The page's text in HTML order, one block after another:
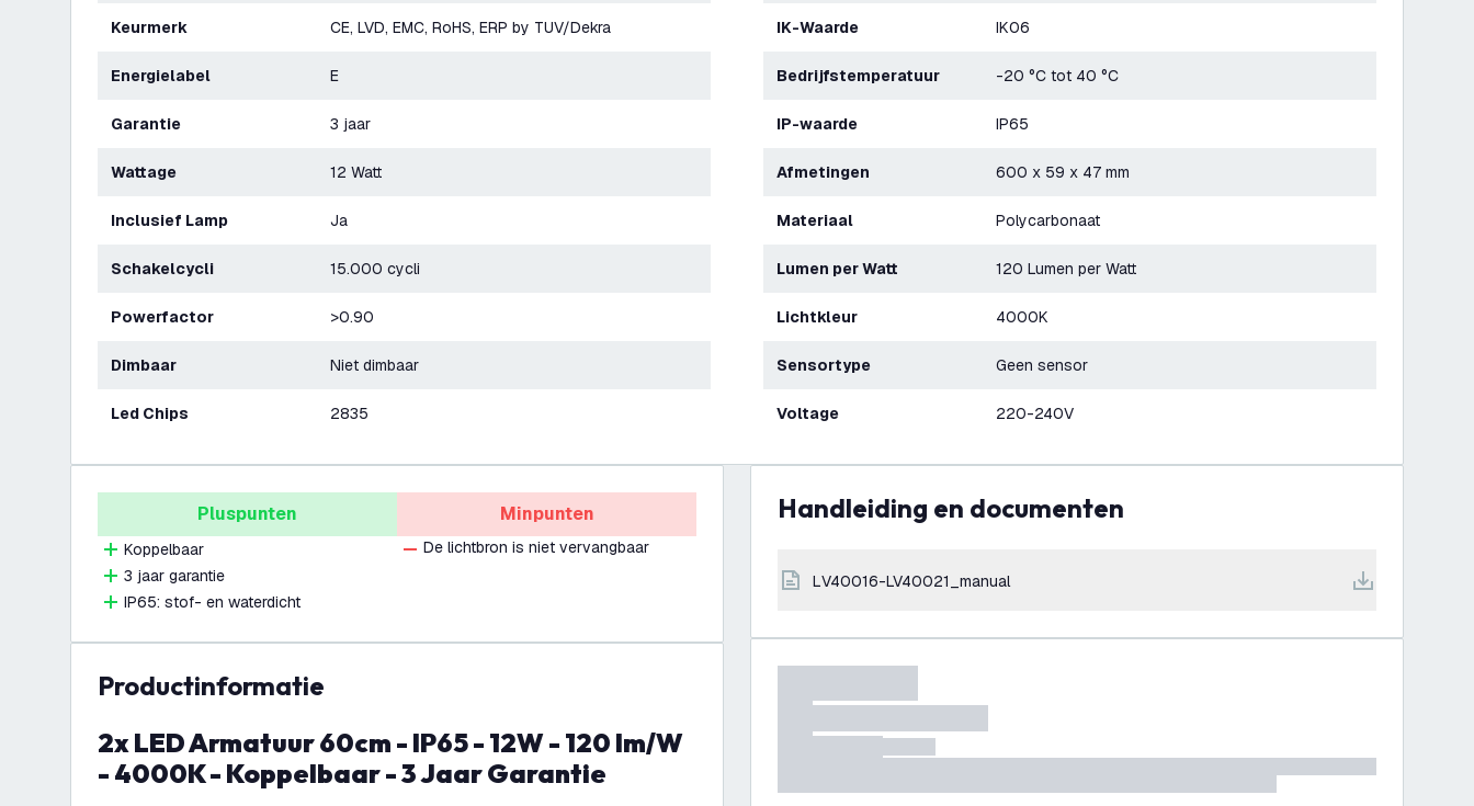
Keurmerk CE, LVD, EMC, RoHS, ERP by TUV/Dekra
Energielabel E
Garantie 3 jaar
Wattage 12 Watt
Inclusief Lamp Ja
Schakelcycli 15.000 cycli
Powerfactor >0.90
Dimbaar Niet dimbaar
Led Chips 2835
IK-Waarde IK06
Bedrijfstemperatuur -20 °C tot 40 °C
IP-waarde IP65
Afmetingen 600 x 59 x 47 mm
Materiaal Polycarbonaat
Lumen per Watt 120 Lumen per Watt
Lichtkleur 4000K
Sensortype Geen sensor
Voltage 220-240V
Pluspunten
Koppelbaar
3 jaar garantie
IP65: stof- en waterdicht
Minpunten
De lichtbron is niet vervangbaar
productinformatie
2x LED Armatuur 60cm - IP65 - 12W - 120 lm/W
- 4000K - Koppelbaar - 3 Jaar Garantie
Handleiding en documenten
LV40016-LV40021_manual